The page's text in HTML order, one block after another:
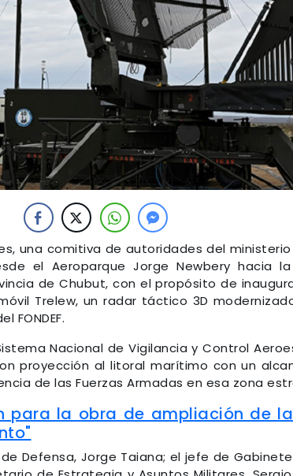
una comitiva de autoridades del
el Aeroparque Jorge Newbery hacia la
de Chubut, con el propósito de
Trelew, un radar táctico 3D
FONDEF.
Nacional de Vigilancia y Control
proyección al litoral marítimo con un
de las Fuerzas Armadas en esa zona
para la obra de ampliación de
Defensa, Jorge Taiana; el jefe de